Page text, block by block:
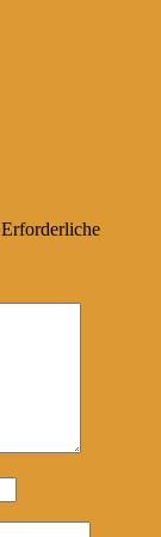
Erforderliche